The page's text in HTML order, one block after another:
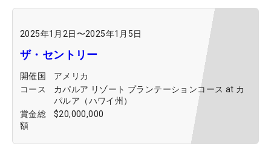
2025年1月2日 〜2025年1月5日
ザ・セントリー
開催国
アメリカ
コース
カパルア リゾート プランテーションコース at カ
パルア（ハワイ州）
賞金総
額
$20,000,000